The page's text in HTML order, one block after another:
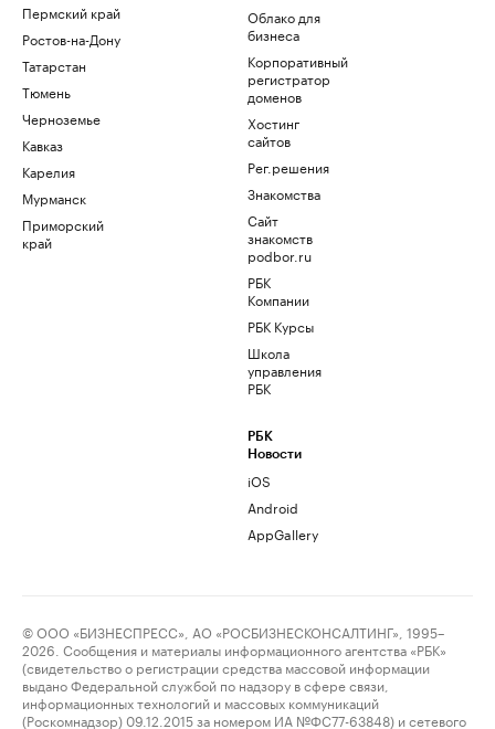
Пермский край
Ростов-на-Дону
Татарстан
Тюмень
Черноземье
Кавказ
Карелия
Мурманск
Приморский
край
Облако для
бизнеса
Корпоративный
регистратор
доменов
Хостинг
сайтов
Рег.решения
Знакомства
Сайт
знакомств
podbor.ru
РБК
Компании
РБК Курсы
Школа
управления
РБК
РБК
Новости
iOS
Android
AppGallery
© ООО «БИЗНЕСПРЕСС», АО «РОСБИЗНЕСКОНСАЛТИНГ», 1995–
2026. Сообщения и материалы информационного агентства «РБК»
(свидетельство о регистрации средства массовой информации
выдано Федеральной службой по надзору в сфере связи,
информационных технологий и массовых коммуникаций
(Роскомнадзор) 09.12.2015 за номером ИА №ФС77-63848) и сетевого